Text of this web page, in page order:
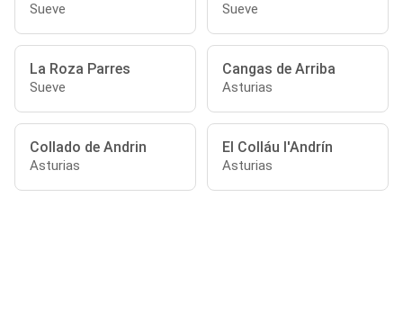
Sueve Sueve
La Roza Parres
Sueve
Cangas de Arriba
Asturias
Collado de Andrin
Asturias
El Colláu l'Andrín
Asturias